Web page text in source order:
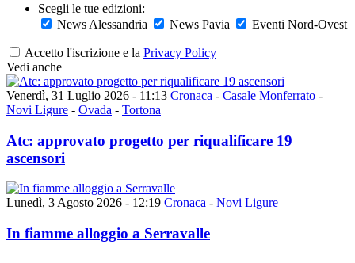
Scegli le tue edizioni:
News Alessandria
News Pavia Eventi Nord-Ovest
Accetto l'iscrizione e la Privacy Policy
Vedi anche
Venerdì, 31 Luglio 2026 - 11:13 Cronaca - Casale Monferrato -
Novi Ligure - Ovada - Tortona
Atc: approvato progetto per riqualificare 19
ascensori
Lunedì, 3 Agosto 2026 - 12:19 Cronaca - Novi Ligure
In fiamme alloggio a Serravalle